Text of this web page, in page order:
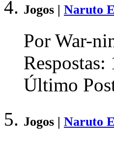
Jogos | Naruto
Por War-
Respostas:
Último
Jogos | Naruto